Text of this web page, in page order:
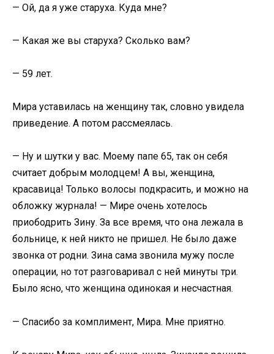
— Ой, да я уже старуха. Куда мне?
— Какая же вы старуха? Сколько вам?
— 59 лет.
Мира уставилась на женщину так, словно увидела
приведение. А потом рассмеялась.
— Ну и шутки у вас. Моему папе 65, так он себя
считает добрым молодцем! А вы, женщина,
красавица! Только волосы подкрасить, и можно на
обложку журнала! — Мире очень хотелось
приободрить Зину. За все время, что она лежала в
больнице, к ней никто не пришел. Не было даже
звонка от родни. Зина сама звонила мужу после
операции, но тот разговаривал с ней минуты три.
Было ясно, что женщина одинокая и несчастная.
— Спасибо за комплимент, Мира. Мне приятно.